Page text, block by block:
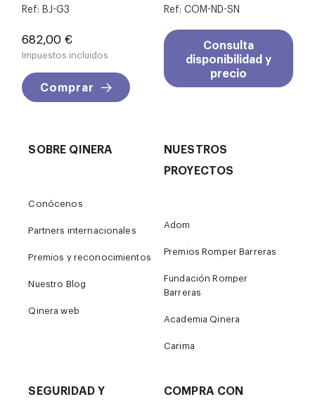
Ref: BJ-G3
Precio
682,00 €
Impuestos incluidos
Comprar
Ref: COM-ND-SN
Consulta
disponibilidad y
precio
SOBRE QINERA
Conócenos
Partners internacionales
Premios y reconocimientos
Nuestro Blog
Qinera web
NUESTROS
PROYECTOS
Adom
Premios Romper Barreras
Fundación Romper
Barreras
Academia Qinera
Carima
SEGURIDAD Y
COMPRA CON